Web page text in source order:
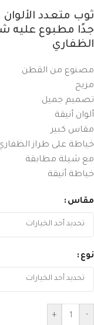
ثوب متعدد
جدًا مطبوع عليه
الظفاري
مصنوع من القطن
مريح
تصميم جميل
ألوان أنيقة
مقاس كبير
خياطة على طراز
مع شيلة مطابقة
خياطة أنيقة
مقاس
نوع
-
+